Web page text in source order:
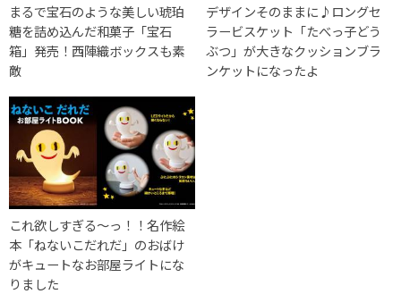
まるで宝石のような美しい琥珀
糖を詰め込んだ和菓子「宝石
箱」発売！西陣織ボックスも素
敵
デザインそのままに♪ロングセ
ラービスケット「たべっ子どう
ぶつ」が大きなクッションブラ
ンケットになったよ
これ欲しすぎる〜っ！！名作絵
本「ねないこだれだ」のおばけ
がキュートなお部屋ライトにな
りました